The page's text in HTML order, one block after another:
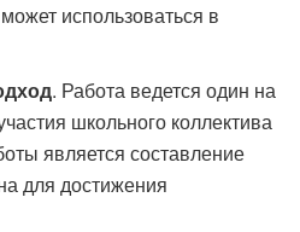
использоваться в
. Работа ведется один на
школьного коллектива
является составление
для достижения